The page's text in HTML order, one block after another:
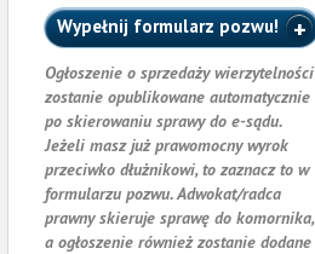
Wypełnij formularz pozwu!
Ogłoszenie o sprzedaży wierzytelności
zostanie opublikowane automatycznie
po skierowaniu sprawy do e-sądu.
Jeżeli masz już prawomocny wyrok
przeciwko dłużnikowi, to zaznacz to w
formularzu pozwu. Adwokat/radca
prawny skieruje sprawę do komornika,
a ogłoszenie również zostanie dodane